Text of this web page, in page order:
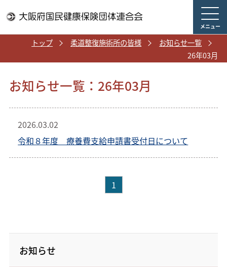
メニュー
トップ 柔道整復施術所の皆様
お知らせ一覧
26年03月
お知らせ一覧：26年03月
2026.03.02
令和８年度 療養費支給申請書受付日について
1
お知らせ